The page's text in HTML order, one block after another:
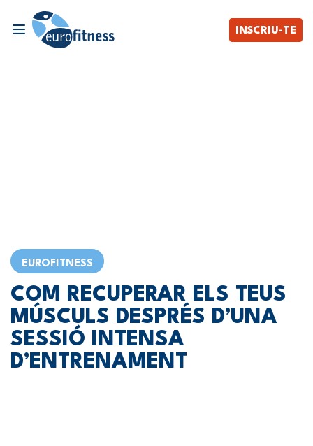
INSCRIU-TE
EUROFITNESS
COM RECUPERAR ELS TEUS
MÚSCULS DESPRÉS D’UNA
SESSIÓ INTENSA
D’ENTRENAMENT